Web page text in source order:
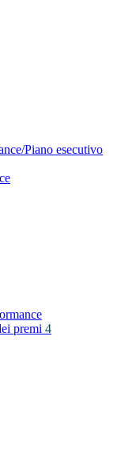
Piano esecutivo
premi 4